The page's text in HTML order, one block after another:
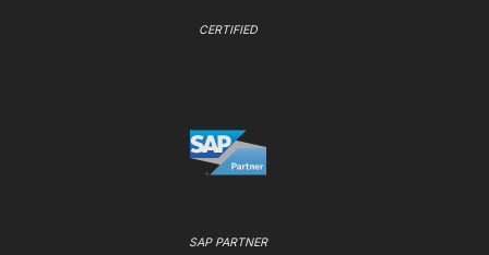
CERTIFIED
SAP PARTNER